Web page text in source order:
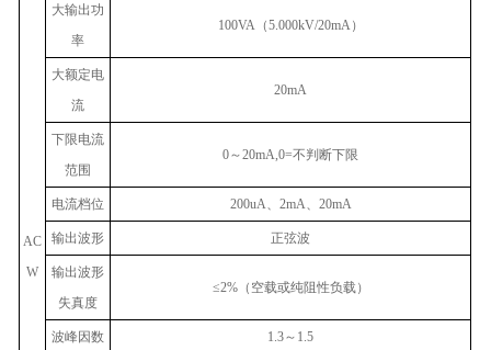
AC
W
大输出功
率
100VA （5.000kV/20mA ）
大额定电
流
20mA
下限电流
范围
0～20mA,0=不判断下限
电流档位 200uA 2mA 20mA
输出波形 正弦波
输出波形
失真度
≤2%（空载或纯阻性负载）
波峰因数 1.3～ 1.5